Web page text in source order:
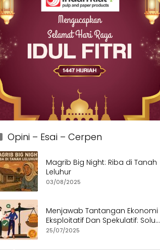
Opini – Esai – Cerpen
Magrib Big Night: Riba di Tanah
Leluhur
03/08/2025
Menjawab Tantangan Ekonomi
Eksploitatif Dan Spekulatif: Solusi
Etis dan Berkeadilan
25/07/2025